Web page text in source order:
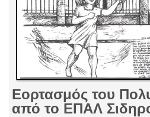
Εορτασμός του
από το ΕΠΑΛ